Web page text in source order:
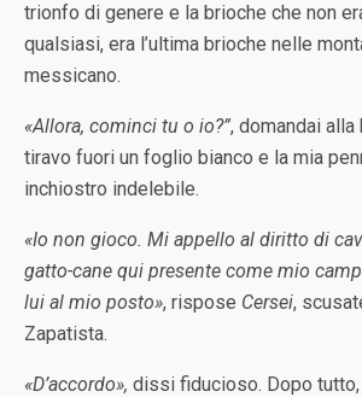
trionfo di genere e la brioche che non
qualsiasi, era l’ultima brioche nelle
messicano.
«Allora, cominci tu o io?”, domandai alla
tiravo fuori un foglio bianco e la mia
inchiostro indelebile.
«Io non gioco. Mi appello al diritto di
gatto-cane qui presente come mio
lui al mio posto», rispose Cersei,
Zapatista.
«D’accordo», dissi fiducioso. Dopo